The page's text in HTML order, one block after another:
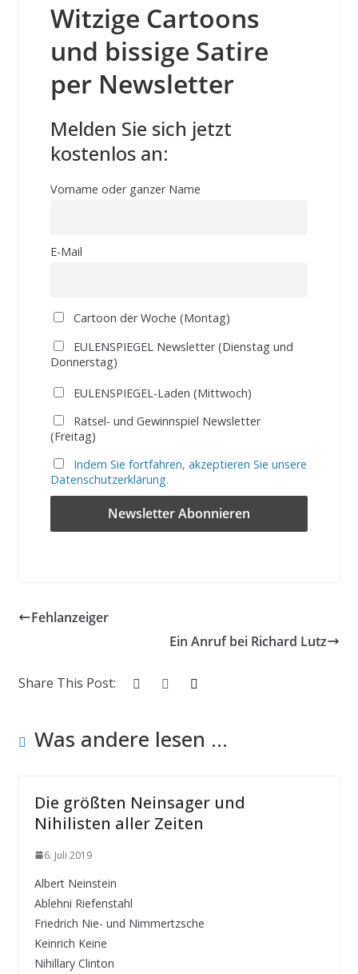
Witzige Cartoons
und bissige Satire
per Newsletter
Melden Sie sich jetzt
kostenlos an:
Vorname oder ganzer Name
E-Mail
Cartoon der Woche (Montag)
EULENSPIEGEL Newsletter (Dienstag und
Donnerstag)
EULENSPIEGEL-Laden (Mittwoch)
Rätsel- und Gewinnspiel Newsletter
(Freitag)
Indem Sie fortfahren, akzeptieren Sie unsere
Datenschutzerklärung.
Fehlanzeiger
Ein Anruf bei Richard Lutz
Share This Post:
Was andere lesen ...
Die größten Neinsager und
Nihilisten aller Zeiten
6. Juli 2019
Albert Neinstein
Ablehni Riefenstahl
Friedrich Nie- und Nimmertzsche
Keinrich Keine
Nihillary Clinton